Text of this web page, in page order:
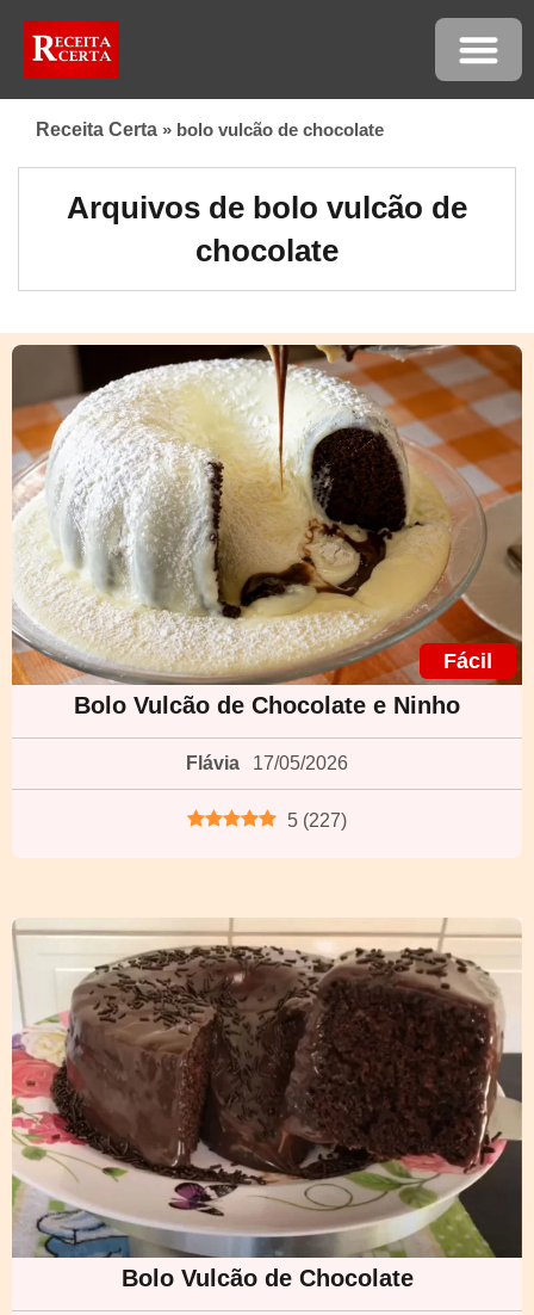
Receita Certa » bolo vulcão de chocolate
Arquivos de bolo vulcão de
chocolate
Fácil
Bolo Vulcão de Chocolate e Ninho
Flávia 17/05/2026
5 (227)
Bolo Vulcão de Chocolate